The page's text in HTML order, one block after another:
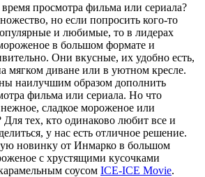
просмотра фильма или сериала?
но если попросить кого-то
и любимые, то в лидерах
в большом формате и
Они вкусные, их удобно есть,
мягком диване или в уютном кресле.
наилучшим образом дополнить
фильма или сериала. Но что
сладкое мороженое или
Для тех, кто одинаково любит все и
у нас есть отличное решение.
новинку от Инмарко в большом
с хрустящими кусочками
соусом ICE-ICE Movie.